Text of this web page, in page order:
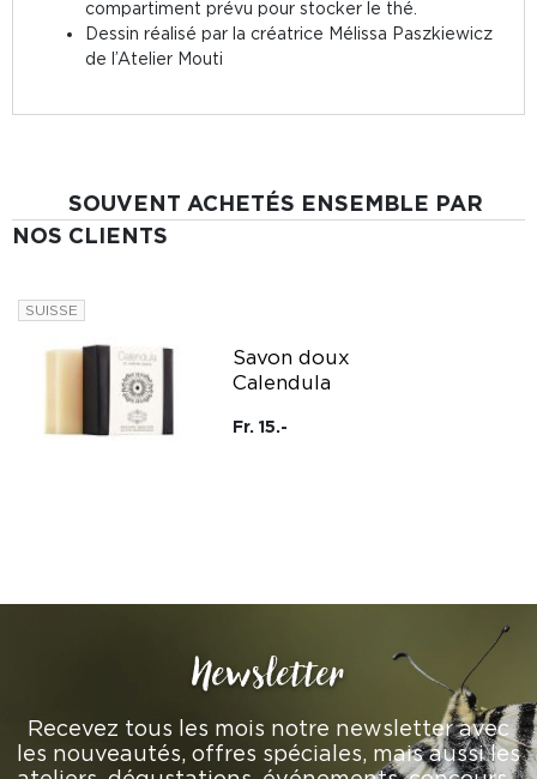
compartiment prévu pour stocker le thé.
Dessin réalisé par la créatrice Mélissa Paszkiewicz
de l’Atelier Mouti
SOUVENT ACHETÉS ENSEMBLE PAR
NOS CLIENTS
SUISSE
Savon doux
Calendula
Fr. 15.-
Newsletter
Recevez tous les mois notre newsletter avec
les nouveautés, offres spéciales, mais aussi les